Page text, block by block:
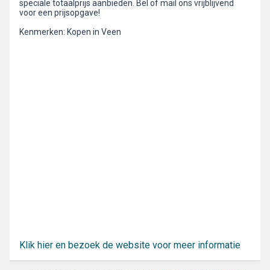
speciale totaalprijs aanbieden. Bel of mail ons vrijblijvend
voor een prijsopgave!
Kenmerken: Kopen in Veen
Klik hier en bezoek de website voor meer informatie